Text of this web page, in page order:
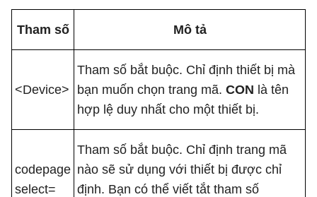
Tham số Mô tả
<Device>
Tham số bắt buộc. Chỉ định thiết bị mà
bạn muốn chọn trang mã. CON là tên
hợp lệ duy nhất cho một thiết bị.
codepage
select=
Tham số bắt buộc. Chỉ định trang mã
nào sẽ sử dụng với thiết bị được chỉ
định. Bạn có thể viết tắt tham số